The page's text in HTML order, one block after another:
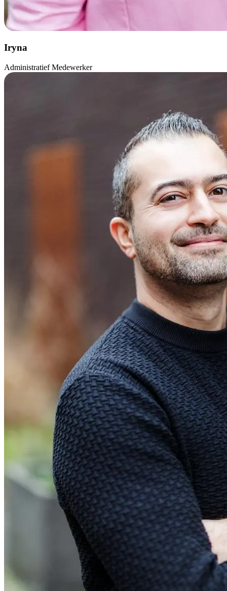
Iryna
Administratief Medewerker